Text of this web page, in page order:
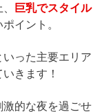
巨乳でスタイル
イント。
いった主要エリア
きます！
的な夜を過ごせ